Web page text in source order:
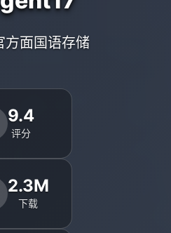
面国语存储
9.4
评分
2.3M
下载